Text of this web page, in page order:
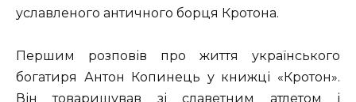
уславленого античного борця Кротона.
Першим розповів про життя українського
богатиря Антон Копинець у книжці «Кротон».
Він товаришував зі славетним атлетом і